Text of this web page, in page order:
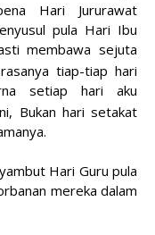
Hari Jururawat
pula Hari Ibu
membawa sejuta
tiap-tiap hari
setiap hari aku
Bukan hari setakat
Hari Guru pula
mereka dalam